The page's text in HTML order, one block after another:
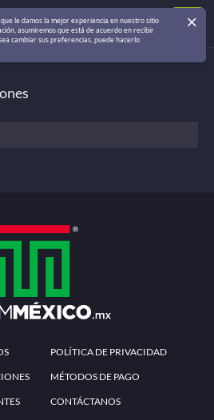
POLÍTICA DE PRIVACIDAD
MÉTODOS DE PAGO
CONTÁCTANOS
le damos la mejor experiencia en nuestro sitio
asumiremos que está de acuerdo en recibir
cambiar sus preferencias, puede hacerlo